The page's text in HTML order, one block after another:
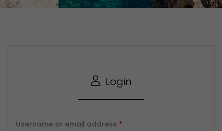
Login
Username or email address *